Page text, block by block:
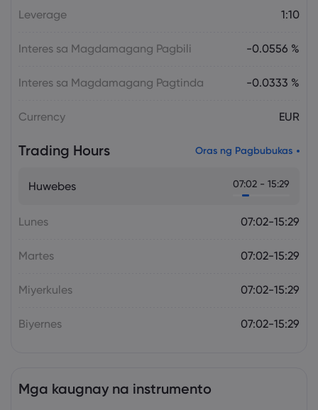
Leverage 1:10
Interes sa Magdamagang Pagbili -0.0556 %
Interes sa Magdamagang Pagtinda -0.0333 %
Currency EUR
Trading Hours Oras ng Pagbubukas
Huwebes 07:02 - 15:29
Lunes 07:02-15:29
Martes 07:02-15:29
Miyerkules 07:02-15:29
Biyernes 07:02-15:29
Mga kaugnay na instrumento